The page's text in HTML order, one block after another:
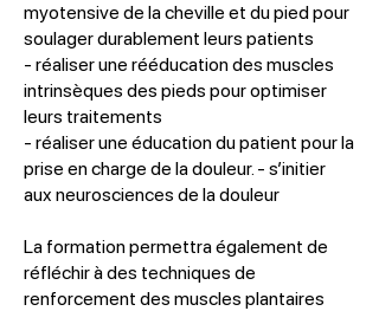
myotensive de la cheville et du pied pour
soulager durablement leurs patients
- réaliser une rééducation des muscles
intrinsèques des pieds pour optimiser
leurs traitements
- réaliser une éducation du patient pour la
prise en charge de la douleur. - s’initier
aux neurosciences de la douleur
La formation permettra également de
réfléchir à des techniques de
renforcement des muscles plantaires